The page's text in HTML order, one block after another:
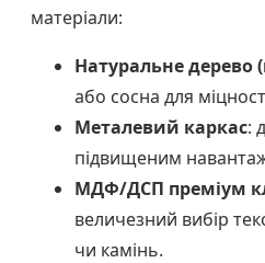
матеріали:
Натуральне дерево
або сосна для
Металевий каркас:
підвищеним
МДФ/ДСП преміум
величезний вибір
чи камінь.